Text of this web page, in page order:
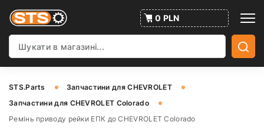
0 PLN
STS.Parts
Запчастини для CHEVROLET
Запчастини для CHEVROLET Colorado
Ремінь приводу рейки ЕПК до CHEVROLET Colorado